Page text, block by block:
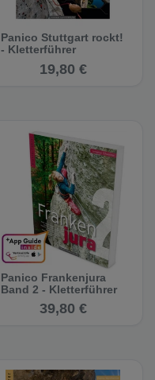
Panico Stuttgart rockt!
- Kletterführer
19,80 €
Panico Frankenjura
Band 2 - Kletterführer
39,80 €